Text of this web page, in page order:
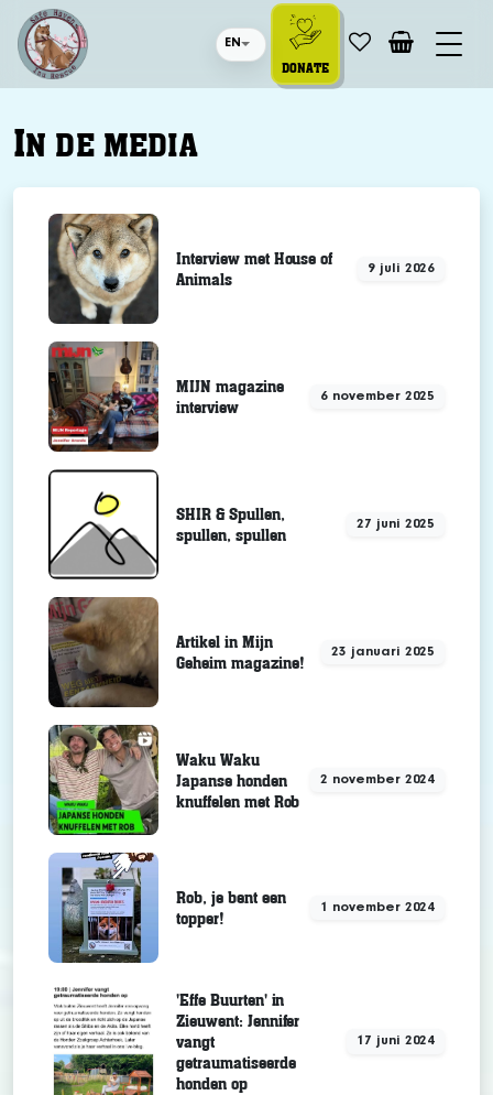
EN
DONATE
IN DE MEDIA
Interview met House of
Animals
9 juli 2026
MIJN magazine
interview
6 november 2025
SHIR & Spullen,
spullen, spullen
27 juni 2025
Artikel in Mijn
Geheim magazine!
23 januari 2025
Waku Waku
Japanse honden
knuffelen met Rob
2 november 2024
Rob, je bent een
topper!
1 november 2024
'Effe Buurten' in
Zieuwent: Jennifer
vangt
getraumatiseerde
honden op
17 juni 2024